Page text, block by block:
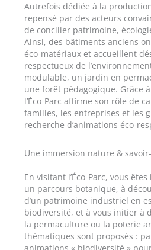
Autrefois dédiée à la
repensé par des acteurs
de concilier patrimoine,
Ainsi, des bâtiments anciens
éco-matériaux et accueillent
respectueux de
modulable, un jardin en
une forêt pédagogique. Grâce
l’Éco-Parc affirme son rôle de
familles, les entreprises et les
recherche d’animations éco-
Une immersion nature &
En visitant l’Éco-Parc, vous
un parcours botanique, à
d’un patrimoine industriel en
biodiversité, et à vous initier à
la permaculture ou la poterie
thématiques sont proposés :